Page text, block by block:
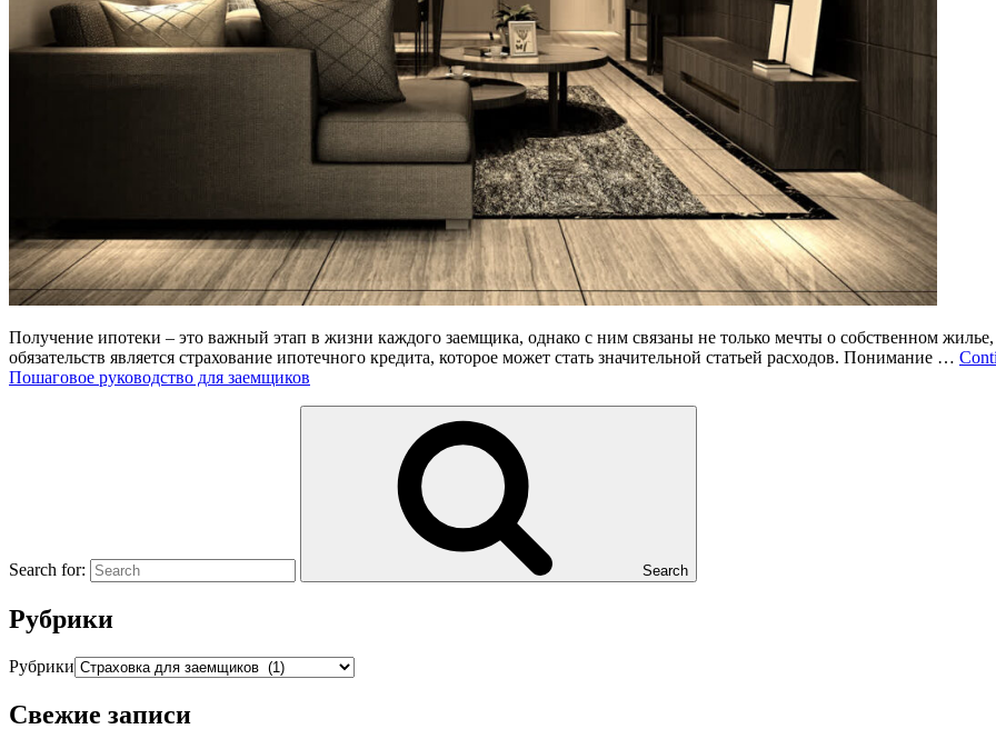
Получение ипотеки – это важный этап в жизни каждого заемщика, однако с ним связаны не только мечты о собственном
обязательств является страхование ипотечного кредита, которое может стать значительной статьей расходов. Понимание …
Пошаговое руководство для заемщиков
Search for: Search
Рубрики
Рубрики
Свежие записи